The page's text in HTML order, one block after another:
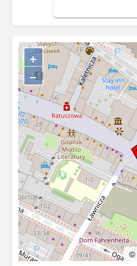
+
−
©